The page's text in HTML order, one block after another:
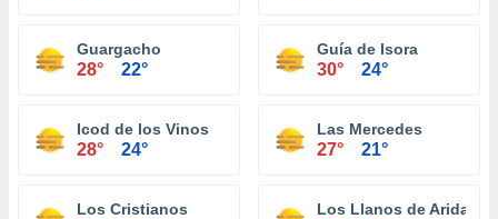
Guargacho
28° 22°
Guía de Isora
30° 24°
Icod de los Vinos
28° 24°
Las Mercedes
27° 21°
Los Cristianos Los Llanos de Aridane